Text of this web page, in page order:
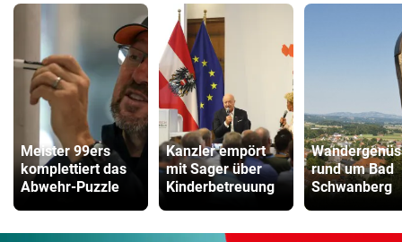
Meister 99ers
komplettiert das
Abwehr-Puzzle
Kanzler empört
mit Sager über
Kinderbetreuung
rund um Bad
Schwanberg